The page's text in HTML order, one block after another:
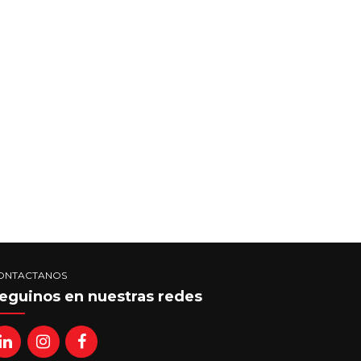
en nuestras redes